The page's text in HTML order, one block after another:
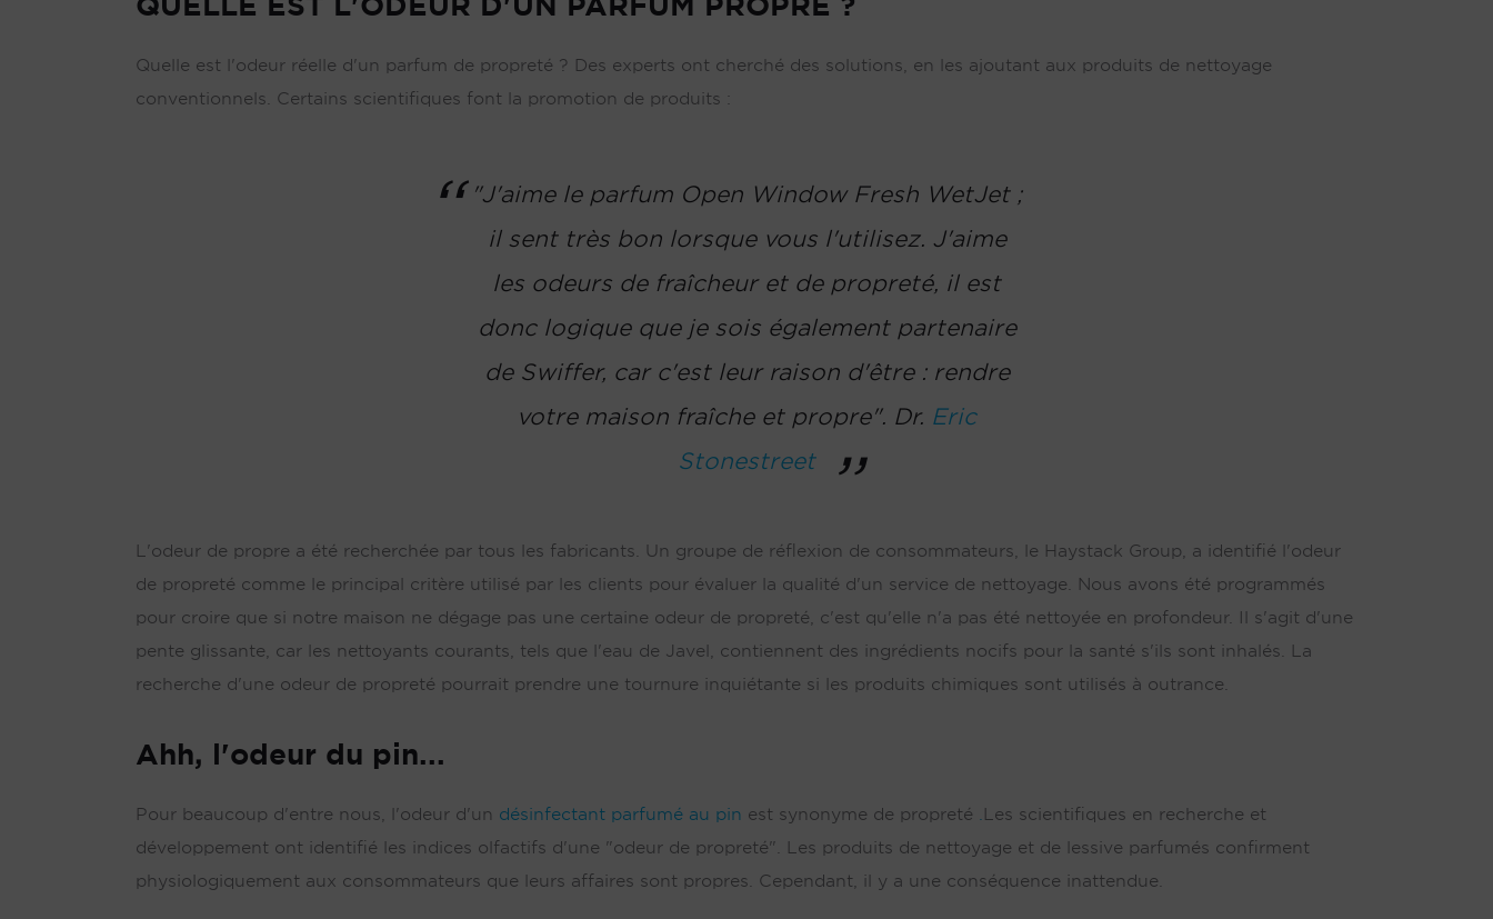
Quelle est l'odeur réelle d'un parfum de propreté ? Des experts ont cherché des solutions, en les ajoutant aux produits de nettoyage
conventionnels. Certains scientifiques font la promotion de produits :
"J'aime le parfum Open Window Fresh WetJet ;
il sent très bon lorsque vous l'utilisez. J'aime
les odeurs de fraîcheur et de propreté, il est
donc logique que je sois également partenaire
de Swiffer, car c'est leur raison d'être : rendre
votre maison fraîche et propre". Dr. Eric
Stonestreet
L'odeur de propre a été recherchée par tous les fabricants. Un groupe de réflexion de consommateurs, le Haystack Group, a identifié l'odeur
de propreté comme le principal critère utilisé par les clients pour évaluer la qualité d'un service de nettoyage. Nous avons été programmés
pour croire que si notre maison ne dégage pas une certaine odeur de propreté, c'est qu'elle n'a pas été nettoyée en profondeur. Il s'agit d'une
pente glissante, car les nettoyants courants, tels que l'eau de Javel, contiennent des ingrédients nocifs pour la santé s'ils sont inhalés. La
recherche d'une odeur de propreté pourrait prendre une tournure inquiétante si les produits chimiques sont utilisés à outrance.
Ahh, l'odeur du pin...
Pour beaucoup d'entre nous, l'odeur d'un désinfectant parfumé au pin est synonyme de propreté .Les scientifiques en recherche et
développement ont identifié les indices olfactifs d'une "odeur de propreté". Les produits de nettoyage et de lessive parfumés confirment
physiologiquement aux consommateurs que leurs affaires sont propres. Cependant, il y a une conséquence inattendue.